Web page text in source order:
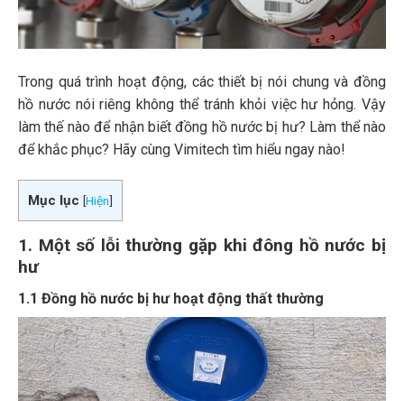
Trong quá trình hoạt động, các thiết bị nói chung và đồng
hồ nước nói riêng không thể tránh khỏi việc hư hỏng. Vậy
làm thế nào để nhận biết đồng hồ nước bị hư? Làm thể nào
để khắc phục? Hãy cùng Vimitech tìm hiểu ngay nào!
Mục lục [Hiện]
1. Một số lỗi thường gặp khi đông hồ nước bị
hư
1.1 Đồng hồ nước bị hư hoạt động thất thường